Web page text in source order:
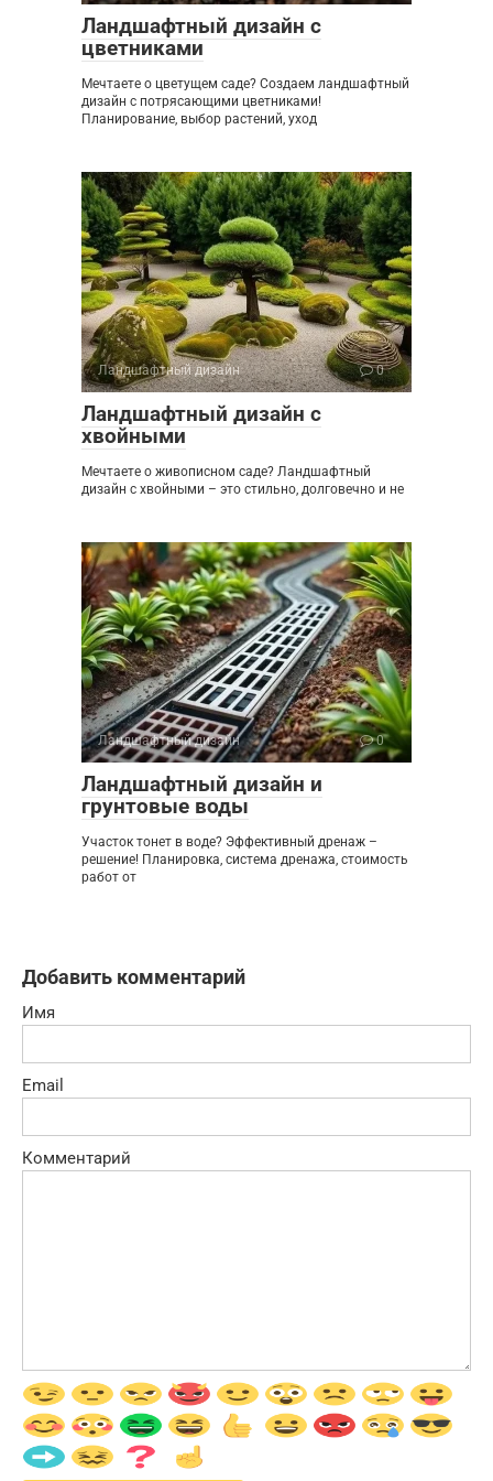
Ландшафтный дизайн с
цветниками
Мечтаете о цветущем саде? Создаем ландшафтный
дизайн с потрясающими цветниками!
Планирование, выбор растений, уход
Ландшафтный дизайн 0
Ландшафтный дизайн с
хвойными
Мечтаете о живописном саде? Ландшафтный
дизайн с хвойными – это стильно, долговечно и не
Ландшафтный дизайн 0
Ландшафтный дизайн и
грунтовые воды
Участок тонет в воде? Эффективный дренаж –
решение! Планировка, система дренажа, стоимость
работ от
Добавить комментарий
Имя
Email
Комментарий